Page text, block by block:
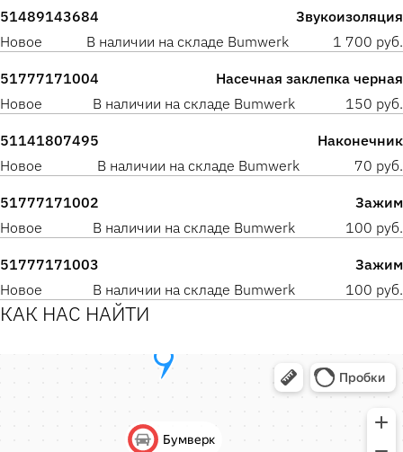
51489143684
Звукоизоляция
Новое
В наличии на складе Bumwerk 1 700 руб.
51777171004
Насечная заклепка черная
Новое
В наличии на складе Bumwerk 150 руб.
51141807495
Наконечник
Новое
В наличии на складе Bumwerk 70 руб.
51777171002
Зажим
Новое
В наличии на складе Bumwerk 100 руб.
51777171003
Зажим
Новое
В наличии на складе Bumwerk 100 руб.
КАК НАС НАЙТИ